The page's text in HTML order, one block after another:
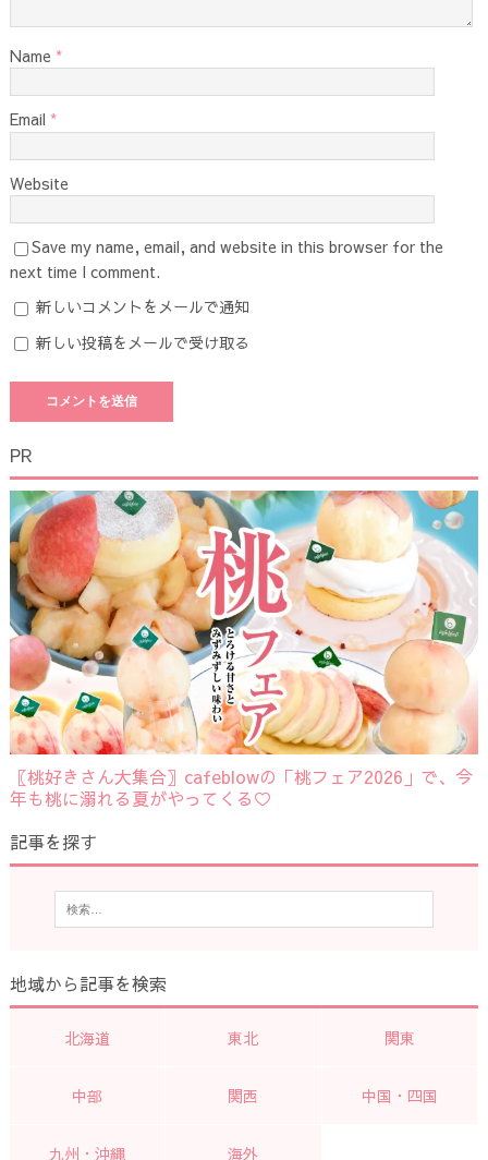
Name *
Email *
Website
Save my name, email, and website in this browser for the
next time I comment.
新しいコメントをメールで通知
新しい投稿をメールで受け取る
PR
〖桃好きさん大集合〗cafeblowの「桃フェア2026」で、今
年も桃に溺れる夏がやってくる♡
記事を探す
地域から記事を検索
北海道 東北 関東
中部 関西 中国・四国
九州・沖縄 海外